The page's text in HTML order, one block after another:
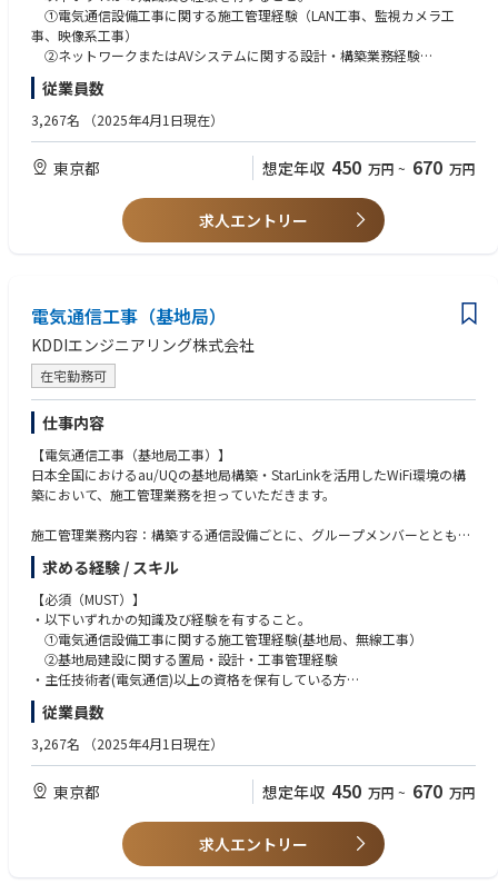
施工事例：
高輪ゲートウェイ新本社ビル 通信設備工事（KDDI 新本社ビル）
施工場所：全国（新宿・大阪勤務地から出張対応）
本ポジションでは、お客様の通信インフラを支える重要なネットワーク工
ティ工事、映像設備、IoT関連工事など専門性を高めながら成長できる環
管理業務の中心を担い、現場全体を把握しながら責任を持って業務を遂行
することで、信頼と達成感を得られるのも大きな魅力です。
【キャリアプラン】
■専門性とマネジメント力を活かした多様な成長機会
入社後は、プロジェクトの統括や複数案件の進行管理、若手育成などを通
じて、プロジェクトリーダーやマネージャーとしての経験を積むことがで
きます。さらに、IoTやクラウドテクノロジーの分野で専門性を深め、技術
スペシャリストとして社内外への技術支援や啓発活動に携わる道も選択可
能です。
これらの経験と実績をもとに、将来的には部門リーダーや管理職、さらに
は経営層として、KDDIグループ全体のインフラ戦略を牽引するポジション
を目指すこともできます。大型ビルのオフィス構築など、チャレンジング
なプロジェクトにも積極的に関われる環境が整っています。
■資格取得・自己研鑽支援
業務に直結する資格取得や外部研修受講など、自己研鑽を積極的にサポー
トする制度があります。新たな分野への挑戦や技術力向上を会社全体で後
押しします。
①電気通信設備工事に関する施工管理経験（LAN工事、監視カメラ工
事、映像系工事）
②ネットワークまたはAVシステムに関する設計・構築業務経験
・電気工事士の資格を保有している方
【歓迎（WANT）】
・2級電気通信施工管理技士の資格を保有している方
・1級電気通信施工管理技士の資格を保有している方
従業員数
3,267名 （2025年4月1日現在）
東京都 想定年収 450 万円 ~ 670 万円
求人エントリー
電気通信工事（基地局）
KDDIエンジニアリング株式会社
在宅勤務可
仕事内容
【電気通信工事（基地局工事）】
日本全国におけるau/UQの基地局構築・StarLinkを活用したWiFi環境の構
築において、施工管理業務を担っていただきます。
施工管理業務内容：構築する通信設備ごとに、グループメンバーとともに
以下業務を対応します。
施工前：現場調査、施工仕様書作成、見積積算、施工計画作成
着工後：現場立会、安全品質管理、工程管理、原価管理、出来高確認
施工事例：
関東）KDDI株式会社 高輪ゲートウェイ新本社ビル StarLink活用WiFi設備工
事（KDDI株式会社の新本社ビル）
全国）au/UQの5G基地局増設工事
■通信ネットワークという生活に必要不可欠な社会インフラの構築に携わ
すべての人がスマートフォンを持っていることが当たり前になり、IoTさ
らにはAIの急速な普及により、通信ネットワークは重要な社会インフラと
求める経験 / スキル
【必須（MUST）】
・以下いずれかの知識及び経験を有すること。
①電気通信設備工事に関する施工管理経験(基地局、無線工事）
②基地局建設に関する置局・設計・工事管理経験
・主任技術者(電気通信)以上の資格を保有している方
【歓迎（WANT）】
・プロジェクトを管理し、スケジュールおよび原価管理を行った経験
2級電気通信施工管理技士
1級電気通信施工管理技士
宅地建物取引主任者
CAD利用技術者
従業員数
3,267名 （2025年4月1日現在）
東京都 想定年収 450 万円 ~ 670 万円
求人エントリー